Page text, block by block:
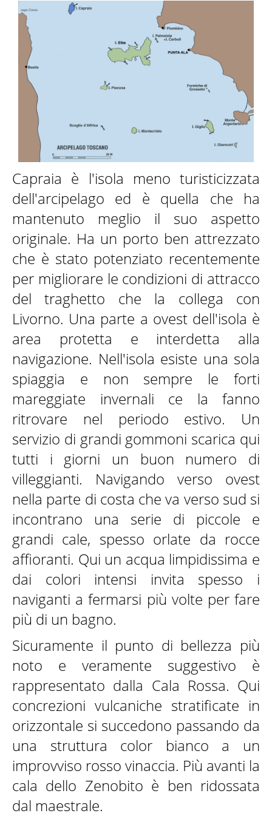
DESTINAZIONI
ATTIVITÀ
SKIPPER
GALLERY
CONTATTI
Capraia è l'isola meno turisticizzata
dell'arcipelago ed è quella che ha
mantenuto meglio il suo aspetto
originale. Ha un porto ben attrezzato
che è stato potenziato recentemente
per migliorare le condizioni di attracco
del traghetto che la collega con
Livorno. Una parte a ovest dell'isola è
area protetta e interdetta alla
navigazione. Nell'isola esiste una sola
spiaggia e non sempre le forti
mareggiate invernali ce la fanno
ritrovare nel periodo estivo. Un
servizio di grandi gommoni scarica qui
tutti i giorni un buon numero di
villeggianti. Navigando verso ovest
nella parte di costa che va verso sud si
incontrano una serie di piccole e
grandi cale, spesso orlate da rocce
affioranti. Qui un acqua limpidissima e
dai colori intensi invita spesso i
naviganti a fermarsi più volte per fare
più di un bagno.
Sicuramente il punto di bellezza più
noto e veramente suggestivo è
rappresentato dalla Cala Rossa. Qui
concrezioni vulcaniche stratificate in
orizzontale si succedono passando da
una struttura color bianco a un
improvviso rosso vinaccia. Più avanti la
cala dello Zenobito è ben ridossata
dal maestrale.